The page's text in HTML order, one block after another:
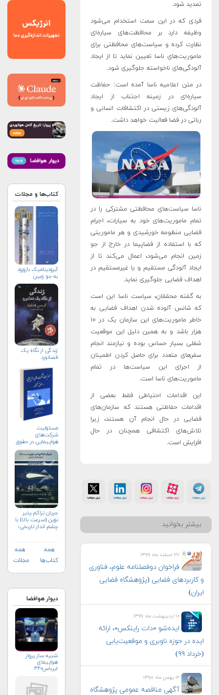
تمدید شود.
فردی که در این سمت استخدام می‌شود
وظیفه‌ دارد بر محافظت‌های سیاره‌ای
نظارت کرده و سیاست‌های محافظتی برای
ماموریت‌های ناسا تعیین نماید تا از ایجاد
آلودگی‌های ناخواسته جلوگیری شود.
در متن اعلامیه ناسا آمده است: حفاظت
سیاره‌ای در زمینه اجتناب از ایجاد
آلودگی‌های زیستی در اکتشافات انسانی و
رباتی در فضا فعالیت خواهد داشت.
ناسا سیاست‌های محافظتی مشترکی را در
تمام ماموریت‌های خود به سیارات، اجرام
فضایی منظومه خورشیدی و هر ماموریتی
که با استفاده از فضاپیما در خارج از جو
زمین انجام می‌شود، اعمال می‌کند تا از
ایجاد آلودگی مستقیم و یا غیرمستقیم در
اهداف فضایی جلوگیری نماید.
به گفته محققان، سیاست ناسا این است
که شانس‌ آلوده شدن اهداف فضایی به
خاطر ماموریت‌های این سازمان یک در ۱۰
هزار باشد و به همین دلیل این موقعیت
شغلی بسیار حساس بوده و نیازمند انجام
سفرهای متعدد برای حاصل کردن اطمینان
از اجرای این سیاست‌ها در تمام
ماموریت‌های ناسا است.
این اقدامات احتیاطی فقط بعضی از
اقدامات حفاظتی هستند که سازمان‌های
فضایی در حال انجام آن هستند، زیرا
تلاش‌های اکتشافی همچنان در حال
افزایش است.
بیشتر بخوانید
۲۷ اسفند ماه ۱۳۹۹
فراخوان دوفصلنامه علوم، فناوری
و کاربردهای فضایی (پژوهشگاه فضایی
ایران)
۱۰ اردیبهشت ماه ۱۳۹۹
ایده‌شو «دات راینکس»، ارائه
ایده در حوزه ناوبری و موقعیت‌یابی
(خرداد ۹۹)
۱۲ بهمن ماه ۱۳۹۸
آگهی مناقصه عمومی پژوهشگاه
کتاب‌ها و مجلات
آیرودینامیک بازورود
به جو زمین
زندگی از نگاه یک
فضانورد
مسئولیت
شرکت‌های
هواپیمایی در حقوق
تطبیقی (+خرید)
جریان تراکم پذیر
نوین (سرعت بالا) با
چشم انداز تاریخی-
همه
کتاب‌ها
همه
مجلات
دیوار هوافضا
شبیه ساز پرواز
هواپیمای
ایرباس۳۲۰